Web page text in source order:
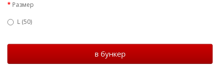
Размер
L (50)
в бункер